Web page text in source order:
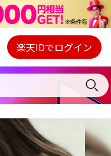
Webプレイヤー
ご契約内容の確認・変更
楽天IDでログイン